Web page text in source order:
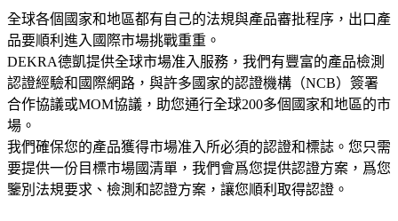
全球各個國家和地區都有自己的法規與產品審批程序，出口產
品要順利進入國際市場挑戰重重。
DEKRA德凱提供全球市場准入服務，我們有豐富的產品檢測
認證經驗和國際網路，與許多國家的認證機構（NCB）簽署
合作協議或MOM協議，助您通行全球200多個國家和地區的市
場。
我們確保您的產品獲得市場准入所必須的認證和標誌。您只需
要提供一份目標市場國清單，我們會爲您提供認證方案，爲您
鑒別法規要求、檢測和認證方案，讓您順利取得認證。